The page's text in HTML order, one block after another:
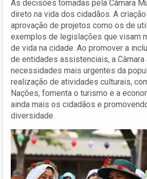
As decisões tomadas pela Câmara
direto na vida dos cidadãos. A
aprovação de projetos como os de
exemplos de legislações que visam
de vida na cidade. Ao promover a
de entidades assistenciais, a Câmara
necessidades mais urgentes da
realização de atividades culturais,
Nações, fomenta o turismo e a
ainda mais os cidadãos e
diversidade.